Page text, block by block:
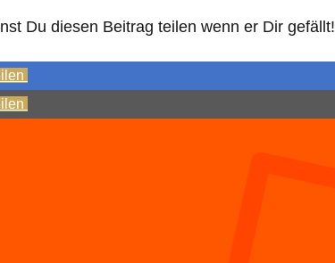
Du diesen Beitrag teilen wenn er Dir gefällt!